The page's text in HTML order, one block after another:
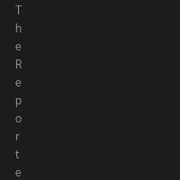
T
h
e
R
e
p
o
r
t